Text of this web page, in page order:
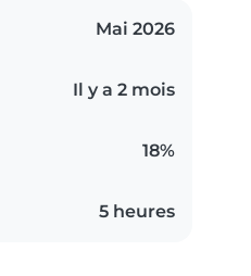
Mai 2026
Il y a 2 mois
18%
5 heures